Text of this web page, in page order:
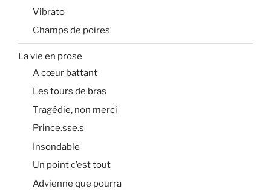
Vibrato
Champs de poires
La vie en prose
A cœur battant
Les tours de bras
Tragédie, non merci
Prince.sse.s
Insondable
Un point c’est tout
Advienne que pourra